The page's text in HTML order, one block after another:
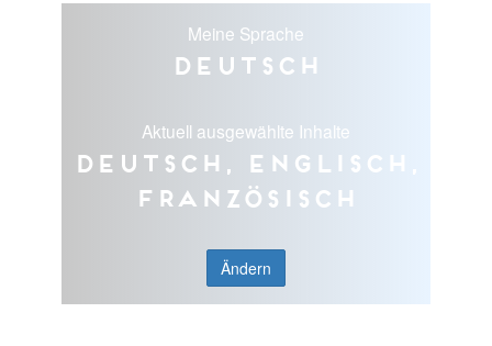
Meine Sprache
Deutsch
Aktuell ausgewählte Inhalte
Deutsch, Englisch,
Französisch
Ändern